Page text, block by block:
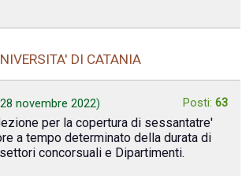
DI CATANIA
28 novembre 2022) Posti: 63
per la copertura di sessantatre'
a tempo determinato della durata di
concorsuali e Dipartimenti.